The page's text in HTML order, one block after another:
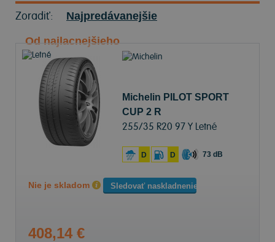
Zoradiť: Najpredávanejšie
Od najlacnejšieho
Michelin PILOT SPORT
CUP 2 R
255/35 R20 97 Y Letné
D D 73 dB
Nie je skladom Sledovať naskladnenie
408,14 €